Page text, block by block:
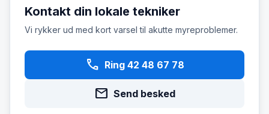
Kontakt din lokale tekniker
Vi rykker ud med kort varsel til akutte myreproblemer.
phone Ring 42 48 67 78
mail Send besked